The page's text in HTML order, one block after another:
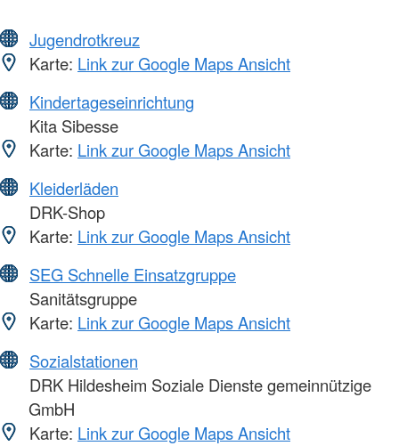
Jugendrotkreuz
Karte: Link zur Google Maps Ansicht
Kindertageseinrichtung
Kita Sibesse
Karte: Link zur Google Maps Ansicht
Kleiderläden
DRK-Shop
Karte: Link zur Google Maps Ansicht
SEG Schnelle Einsatzgruppe
Sanitätsgruppe
Karte: Link zur Google Maps Ansicht
Sozialstationen
DRK Hildesheim Soziale Dienste gemeinnützige
GmbH
Karte: Link zur Google Maps Ansicht